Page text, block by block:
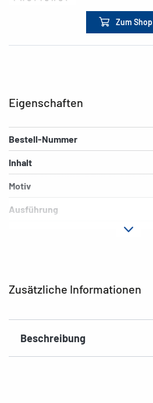
Zum Shop
Zusätzliche Informationen
Beschreibung
Eigenschaften
Bestell-Nummer
Inhalt
Motiv
Ausführung